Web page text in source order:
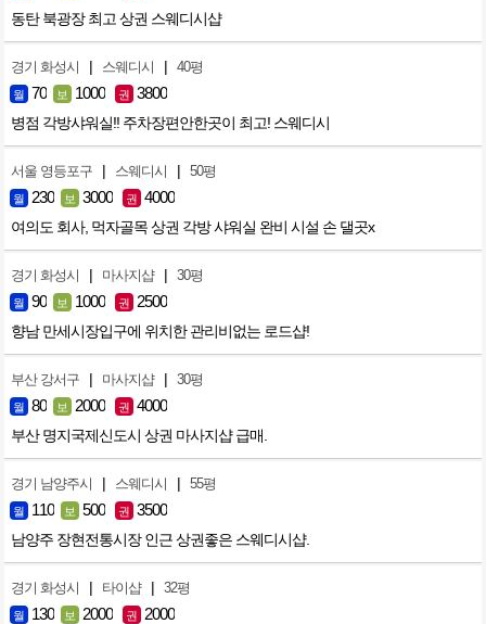
동탄 북광장 최고 상권 스웨디시샵
경기 화성시 | 스웨디시 | 40평
월 70 보 1000 권 3800
병점 각방샤워실!! 주차장편안한곳이 최고! 스웨디시
서울 영등포구 | 스웨디시 | 50평
월 230 보 3000 권 4000
여의도 회사, 먹자골목 상권 각방 샤워실 완비 시설 손 댈곳x
경기 화성시 | 마사지샵 | 30평
월 90 보 1000 권 2500
향남 만세시장입구에 위치한 관리비없는 로드샵!
부산 강서구 | 마사지샵 | 30평
월 80 보 2000 권 4000
부산 명지국제신도시 상권 마사지샵 급매.
경기 남양주시 | 스웨디시 | 55평
월 110 보 500 권 3500
남양주 장현전통시장 인근 상권좋은 스웨디시샵.
경기 화성시 | 타이샵 | 32평
월 130 보 2000 권 2000